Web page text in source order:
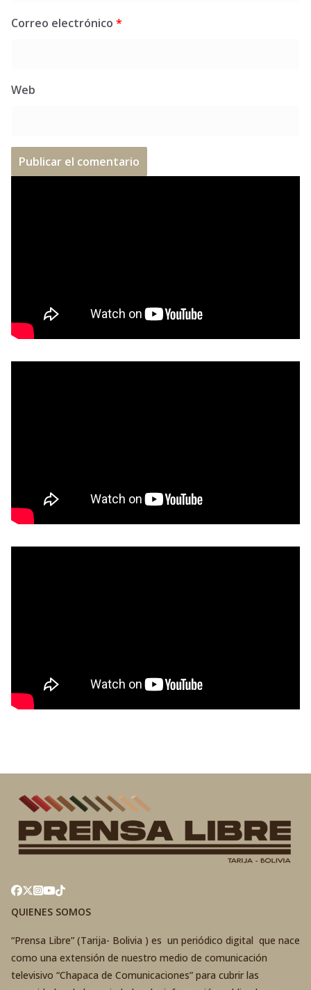
Correo electrónico *
Web
QUIENES SOMOS
“Prensa Libre” (Tarija- Bolivia ) es un periódico digital que nace
como una extensión de nuestro medio de comunicación
televisivo “Chapaca de Comunicaciones” para cubrir las